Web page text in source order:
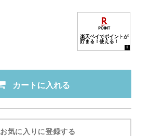
カートに入れる
お気に入りに登録する